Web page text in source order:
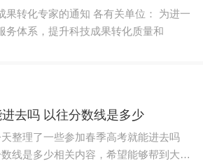
的通知 各有关单位： 为进一
务体系，提升科技成果转化质量和
去吗 以往分数线是多少
整理了一些参加春季高考就能进去吗
数线是多少相关内容，希望能够帮到大